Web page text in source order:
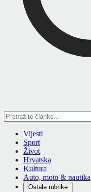
Vijesti
Sport
Život
Hrvatska
Kultura
Auto, moto & nautika
Ostale rubrike